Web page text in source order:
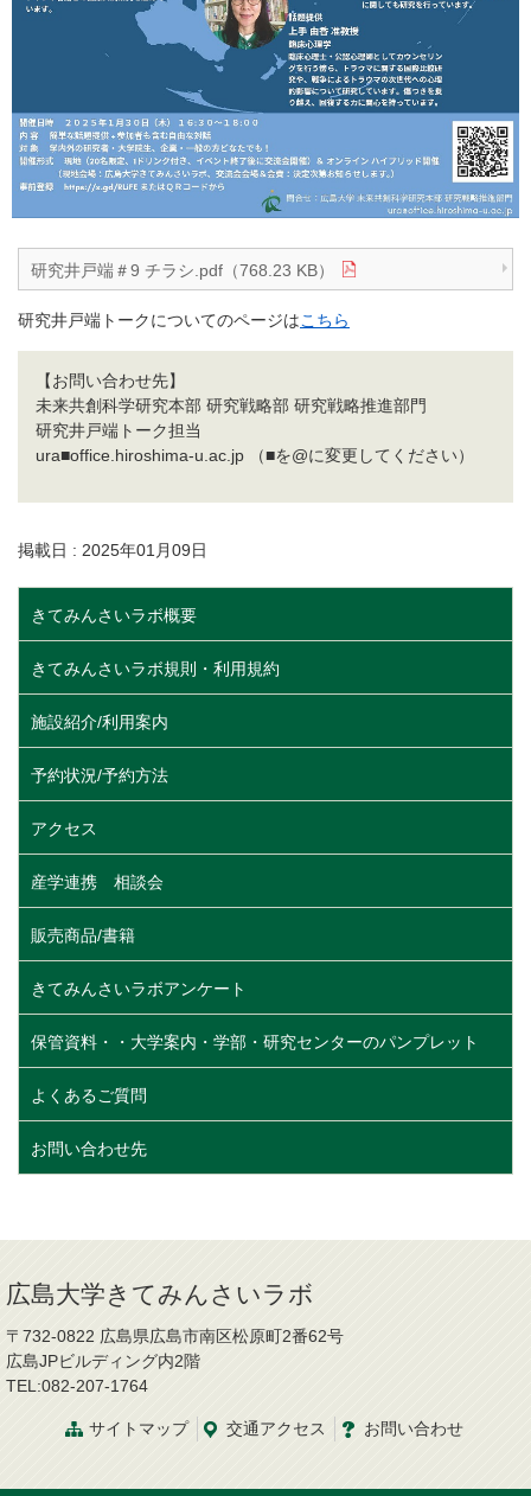
研究井戸端＃9 チラシ.pdf（768.23 KB）
研究井戸端トークについてのページはこちら
【お問い合わせ先】
未来共創科学研究本部 研究戦略部 研究戦略推進部門
研究井戸端トーク担当
ura■office.hiroshima-u.ac.jp （■を@に変更してください）
掲載日 : 2025年01月09日
きてみんさいラボ概要
きてみんさいラボ規則・利用規約
施設紹介/利用案内
予約状況/予約方法
アクセス
産学連携 相談会
販売商品/書籍
きてみんさいラボアンケート
保管資料・・大学案内・学部・研究センターのパンプレット
よくあるご質問
お問い合わせ先
広島大学きてみんさいラボ
〒732-0822 広島県広島市南区松原町2番62号
広島JPビルディング内2階
TEL:082-207-1764
サイトマップ 交通アクセス お問い合わせ